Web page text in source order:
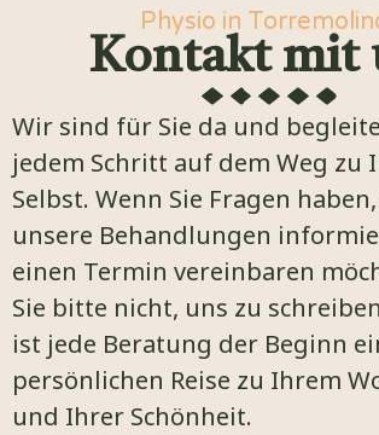
Physio in
Kontakt mit
Wir sind für Sie da und
jedem Schritt auf dem Weg zu
Selbst. Wenn Sie Fragen
unsere Behandlungen
einen Termin vereinbaren
Sie bitte nicht, uns zu
ist jede Beratung der Beginn
persönlichen Reise zu Ihrem
und Ihrer Schönheit.